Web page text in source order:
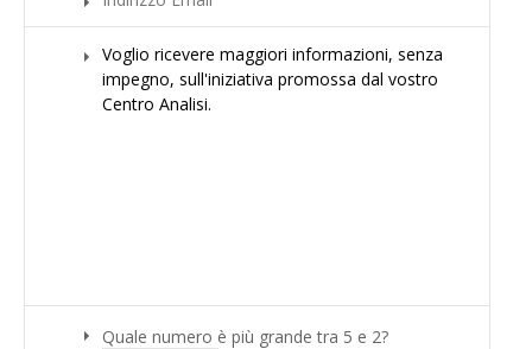
Quale numero è più grande tra 5 e 2?